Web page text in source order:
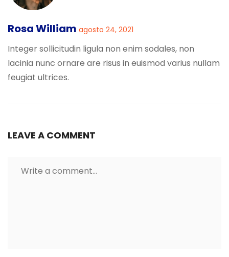
Rosa William agosto 24, 2021
Integer sollicitudin ligula non enim sodales, non
lacinia nunc ornare are risus in euismod varius nullam
feugiat ultrices.
LEAVE A COMMENT